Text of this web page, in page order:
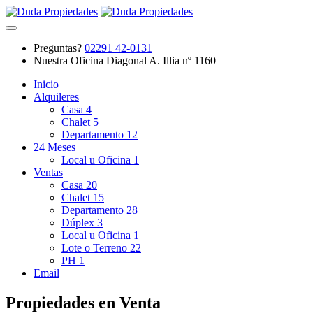
Preguntas? 02291 42-0131
Nuestra Oficina Diagonal A. Illia nº 1160
Inicio
Alquileres
Casa 4
Chalet 5
Departamento 12
24 Meses
Local u Oficina 1
Ventas
Casa 20
Chalet 15
Departamento 28
Dúplex 3
Local u Oficina 1
Lote o Terreno 22
PH 1
Email
Propiedades en Venta